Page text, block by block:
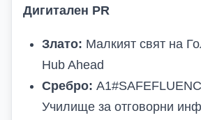
Дигитален PR
Злато: Малкият свят на
Hub Ahead
Сребро:
Училище за отговорни